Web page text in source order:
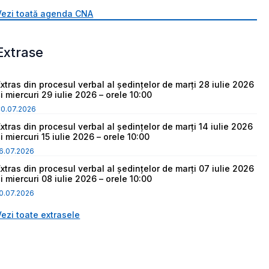
toată agenda CNA
din procesul verbal al ședințelor de marți 28 iulie 2026
miercuri 29 iulie 2026 – orele 10:00
din procesul verbal al ședințelor de marți 14 iulie 2026
miercuri 15 iulie 2026 – orele 10:00
din procesul verbal al ședințelor de marți 07 iulie 2026
miercuri 08 iulie 2026 – orele 10:00
toate extrasele